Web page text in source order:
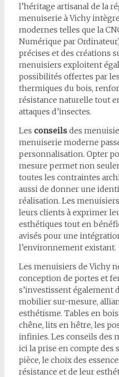
l’héritage artisanal de la
menuiserie à Vichy
modernes telles que la
Numérique par
précises et des créations
menuisiers exploitent
possibilités offertes par
thermiques du bois,
résistance naturelle tout
attaques d’insectes.
Les conseilsdes
menuiserie moderne
personnalisation. Opter
mesure permet non
toutes les contraintes
aussi de donner une
réalisation. Les
leurs clients à exprimer
esthétiques tout en
avisés pour une
l’environnement existant.
Les menuisiers de Vichy
conception de portes et
s’investissent également
mobilier sur-mesure,
esthétisme. Tables en
chêne, lits en hêtre, les
infinies. Les conseils des
ici la prise en compte des
pièce, le choix des
résistance et de leur